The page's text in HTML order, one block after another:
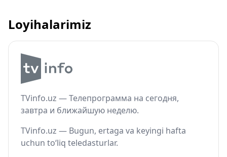
Loyihalarimiz
TVinfo.uz — Телепрограмма на сегодня,
завтра и ближайшую неделю.
TVinfo.uz — Bugun, ertaga va keyingi hafta
uchun to‘liq teledasturlar.